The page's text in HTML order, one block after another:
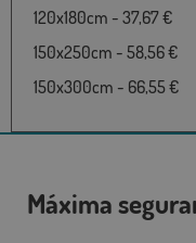
120x180cm - 37,67 €
150x250cm - 58,56 €
150x300cm - 66,55 €
Máxima